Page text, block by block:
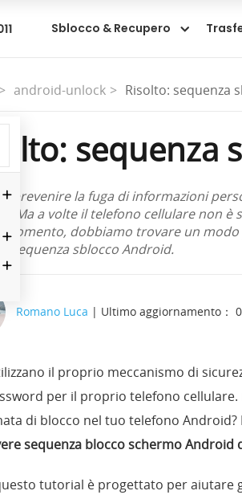
Sblocco & Recupero
android-unlock Risolto: sequenza
di prevenire la fuga di informazioni
Ma a volte il telefono cellulare non
momento, dobbiamo trovare un
sequenza sblocco Android.
Romano Luca | Ultimo aggiornamento：
il proprio meccanismo di
per il proprio telefono cellulare.
di blocco nel tuo telefono
sequenza blocco schermo Android
tutorial è progettato per aiutare